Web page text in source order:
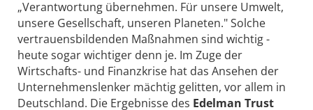
„Verantwortung übernehmen. Für unsere Umwelt,
unsere Gesellschaft, unseren Planeten." Solche
vertrauensbildenden Maßnahmen sind wichtig -
heute sogar wichtiger denn je. Im Zuge der
Wirtschafts- und Finanzkrise hat das Ansehen der
Unternehmenslenker mächtig gelitten, vor allem in
Deutschland. Die Ergebnisse des Edelman Trust